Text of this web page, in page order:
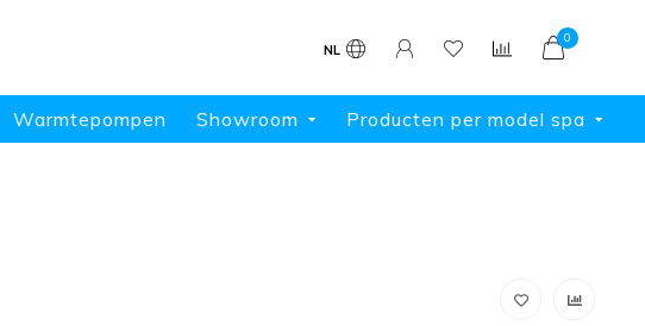
NL
0
Warmtepompen Showroom Producten per model spa